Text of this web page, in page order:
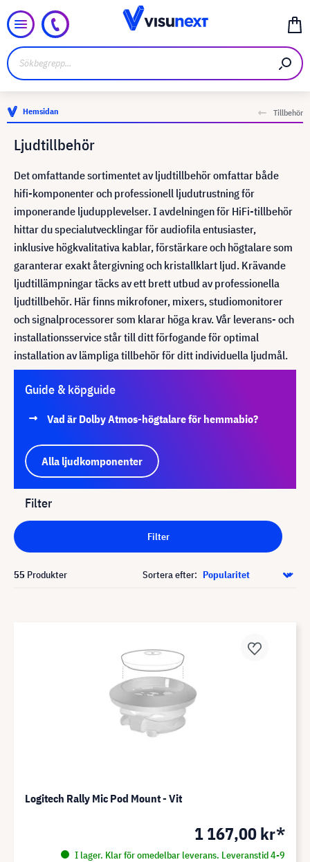
Hemsidan Tillbehör
Ljudtillbehör
Det omfattande sortimentet av ljudtillbehör omfattar både
hifi-komponenter och professionell ljudutrustning för
imponerande ljudupplevelser. I avdelningen för HiFi-tillbehör
hittar du specialutvecklingar för audiofila entusiaster,
inklusive högkvalitativa kablar, förstärkare och högtalare som
garanterar exakt återgivning och kristallklart ljud. Krävande
ljudtillämpningar täcks av ett brett utbud av professionella
ljudtillbehör. Här finns mikrofoner, mixers, studiomonitorer
och signalprocessorer som klarar höga krav. Vår leverans- och
installationsservice står till ditt förfogande för optimal
installation av lämpliga tillbehör för ditt individuella ljudmål.
Guide & köpguide
Vad är Dolby Atmos-högtalare för hemmabio?
Alla ljudkomponenter
Filter
Filter
55 Produkter Sortera efter:
Logitech Rally Mic Pod Mount - Vit
1 167,00 kr*
I lager. Klar för omedelbar leverans. Leveranstid 4-9